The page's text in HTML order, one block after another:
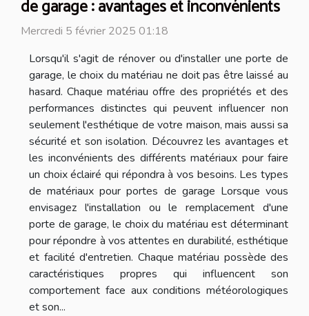
de garage : avantages et inconvénients
Mercredi 5 février 2025 01:18
Lorsqu'il s'agit de rénover ou d'installer une porte de
garage, le choix du matériau ne doit pas être laissé au
hasard. Chaque matériau offre des propriétés et des
performances distinctes qui peuvent influencer non
seulement l'esthétique de votre maison, mais aussi sa
sécurité et son isolation. Découvrez les avantages et
les inconvénients des différents matériaux pour faire
un choix éclairé qui répondra à vos besoins. Les types
de matériaux pour portes de garage Lorsque vous
envisagez l'installation ou le remplacement d'une
porte de garage, le choix du matériau est déterminant
pour répondre à vos attentes en durabilité, esthétique
et facilité d'entretien. Chaque matériau possède des
caractéristiques propres qui influencent son
comportement face aux conditions météorologiques
et son...